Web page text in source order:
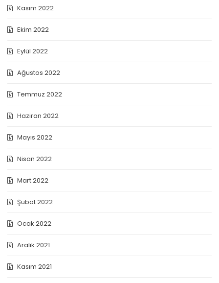
Kasım 2022
Ekim 2022
Eylül 2022
Ağustos 2022
Temmuz 2022
Haziran 2022
Mayıs 2022
Nisan 2022
Mart 2022
Şubat 2022
Ocak 2022
Aralık 2021
Kasım 2021